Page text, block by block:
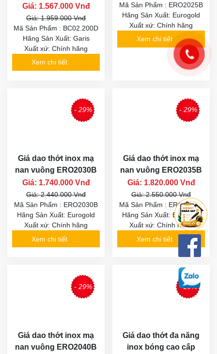
Giá: 1.567.000 Vnđ
Giá: 1.959.000 Vnđ
Mã Sản Phẩm : BC02.200D
Hãng Sản Xuất: Garis
Xuất xứ: Chính hãng
Xem chi tiết
Mã Sản Phẩm : ERO2025B
Hãng Sản Xuất: Eurogold
Xuất xứ: Chính hãng
Xem chi tiết
- 29%
Giá dao thớt inox mạ
nan vuông ERO2030B
Giá: 1.740.000 Vnđ
Giá: 2.440.000 Vnđ
Mã Sản Phẩm : ERO2030B
Hãng Sản Xuất: Eurogold
Xuất xứ: Chính hãng
Xem chi tiết
- 29%
Giá dao thớt inox mạ
nan vuông ERO2035B
Giá: 1.820.000 Vnđ
Giá: 2.550.000 Vnđ
Mã Sản Phẩm : ERO2035B
Hãng Sản Xuất: Eurogold
Xuất xứ: Chính hãng
Xem chi tiết
- 29%
Giá dao thớt inox mạ
nan vuông ERO2040B
- 29%
Giá dao thớt đa năng
inox bóng cao cấp